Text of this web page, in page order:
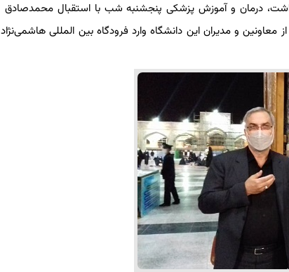
درمان و آموزش پزشکی پنجشنبه شب با استقبال محمدصادق
و مدیران این دانشگاه وارد فرودگاه بین المللی هاشمی‌نژاد